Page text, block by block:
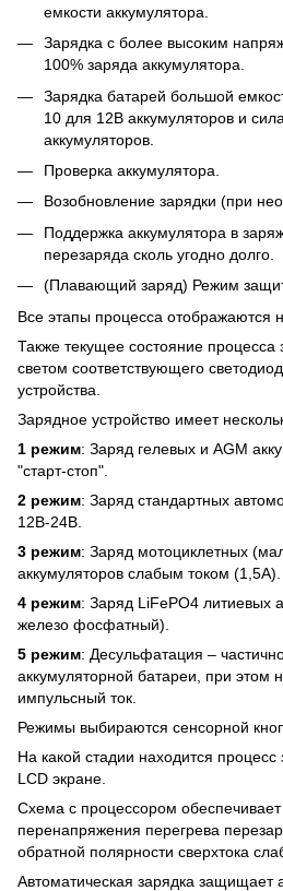
емкости аккумулятора.
Зарядка с более высоким
100% заряда аккумулятора.
Зарядка батарей большой
10 для 12В аккумуляторов и
аккумуляторов.
Проверка аккумулятора.
Возобновление зарядки (при
Поддержка аккумулятора в
перезаряда сколь угодно долго.
(Плавающий заряд) Режим
Все этапы процесса отображаются
Также текущее состояние процесса
светом соответствующего
устройства.
Зарядное устройство имеет
1 режим: Заряд гелевых и AGM
"старт-стоп".
2 режим: Заряд стандартных
12В-24В.
3 режим: Заряд мотоциклетных
аккумуляторов слабым током (1,5А).
4 режим: Заряд LiFePO4 литиевых
железо фосфатный).
5 режим: Десульфатация –
аккумуляторной батареи, при этом
импульсный ток.
Режимы выбираются сенсорной
На какой стадии находится
LCD экране.
Схема с процессором обеспечивает
перенапряжения перегрева
обратной полярности сверхтока
Автоматическая зарядка защищает